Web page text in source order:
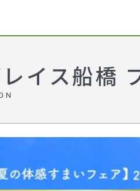
イス船橋